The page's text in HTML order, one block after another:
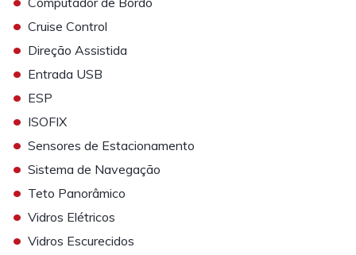
• Cruise Control
• Direção Assistida
• Entrada USB
• ESP
• ISOFIX
• Sensores de Estacionamento
• Sistema de Navegação
• Teto Panorâmico
• Vidros Elétricos
• Vidros Escurecidos